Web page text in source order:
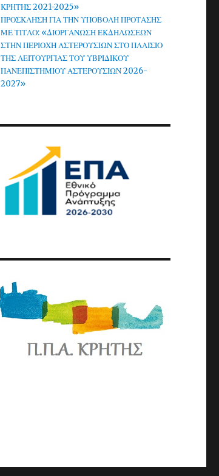
ΚΡΗΤΗΣ 2021-2025»
ΠΡΟΣΚΛΗΣΗ ΓΙΑ ΤΗΝ ΥΠΟΒΟΛΗ ΠΡΟΤΑΣΗΣ
ΜΕ ΤΙΤΛΟ: «ΔΙΟΡΓΑΝΩΣΗ ΕΚΔΗΛΩΣΕΩΝ
ΣΤΗΝ ΠΕΡΙΟΧΗ ΑΣΤΕΡΟΥΣΙΩΝ ΣΤΟ ΠΛΑΙΣΙΟ
ΤΗΣ ΛΕΙΤΟΥΡΓΙΑΣ ΤΟΥ ΥΒΡΙΔΙΚΟΥ
ΠΑΝΕΠΙΣΤΗΜΙΟΥ ΑΣΤΕΡΟΥΣΙΩΝ 2026-
2027»